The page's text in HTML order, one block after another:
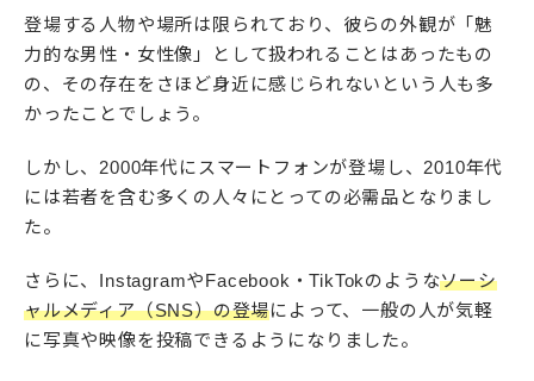
登場する人物や場所は限られており、彼らの外観が「魅
力的な男性・女性像」として扱われることはあったもの
の、その存在をさほど身近に感じられないという人も多
かったことでしょう。
しかし、2000年代にスマートフォンが登場し、2010年代
には若者を含む多くの人々にとっての必需品となりまし
た。
さらに、InstagramやFacebook・TikTokのようなソーシ
ャルメディア（SNS）の登場によって、一般の人が気軽
に写真や映像を投稿できるようになりました。